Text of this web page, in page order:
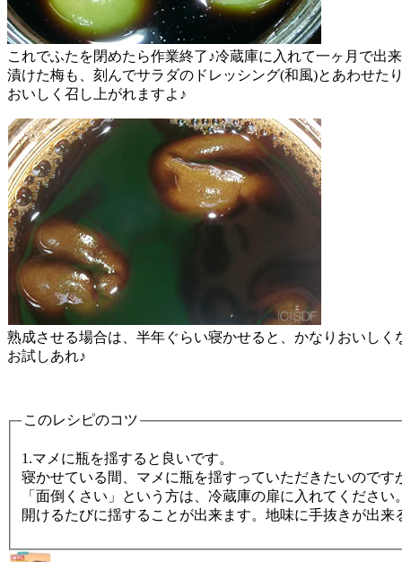
これでふたを閉めたら作業終了♪冷蔵庫に入れて一ヶ月で出
漬けた梅も、刻んでサラダのドレッシング(和風)とあわせた
おいしく召し上がれますよ♪
熟成させる場合は、半年ぐらい寝かせると、かなりおいしく
お試しあれ♪
このレシピのコツ
1.マメに瓶を揺すると良いです。
寝かせている間、マメに瓶を揺すっていただきたいのです
「面倒くさい」という方は、冷蔵庫の扉に入れてください
開けるたびに揺することが出来ます。地味に手抜きが出来